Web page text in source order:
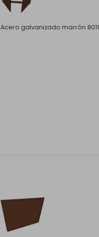
Acero galvanizado marrón 8011